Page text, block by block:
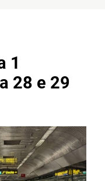
1
28 e 29